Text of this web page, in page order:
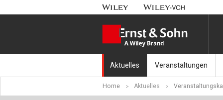
Aktuelles
Nachrichten
Veranstaltungen
Münchener
Home Aktuelles